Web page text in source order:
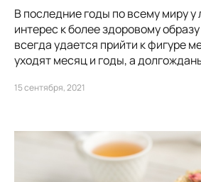
В последние годы по всему миру
интерес к более здоровому
всегда удается прийти к фигуре
уходят месяц и годы, а
15 сентября, 2021